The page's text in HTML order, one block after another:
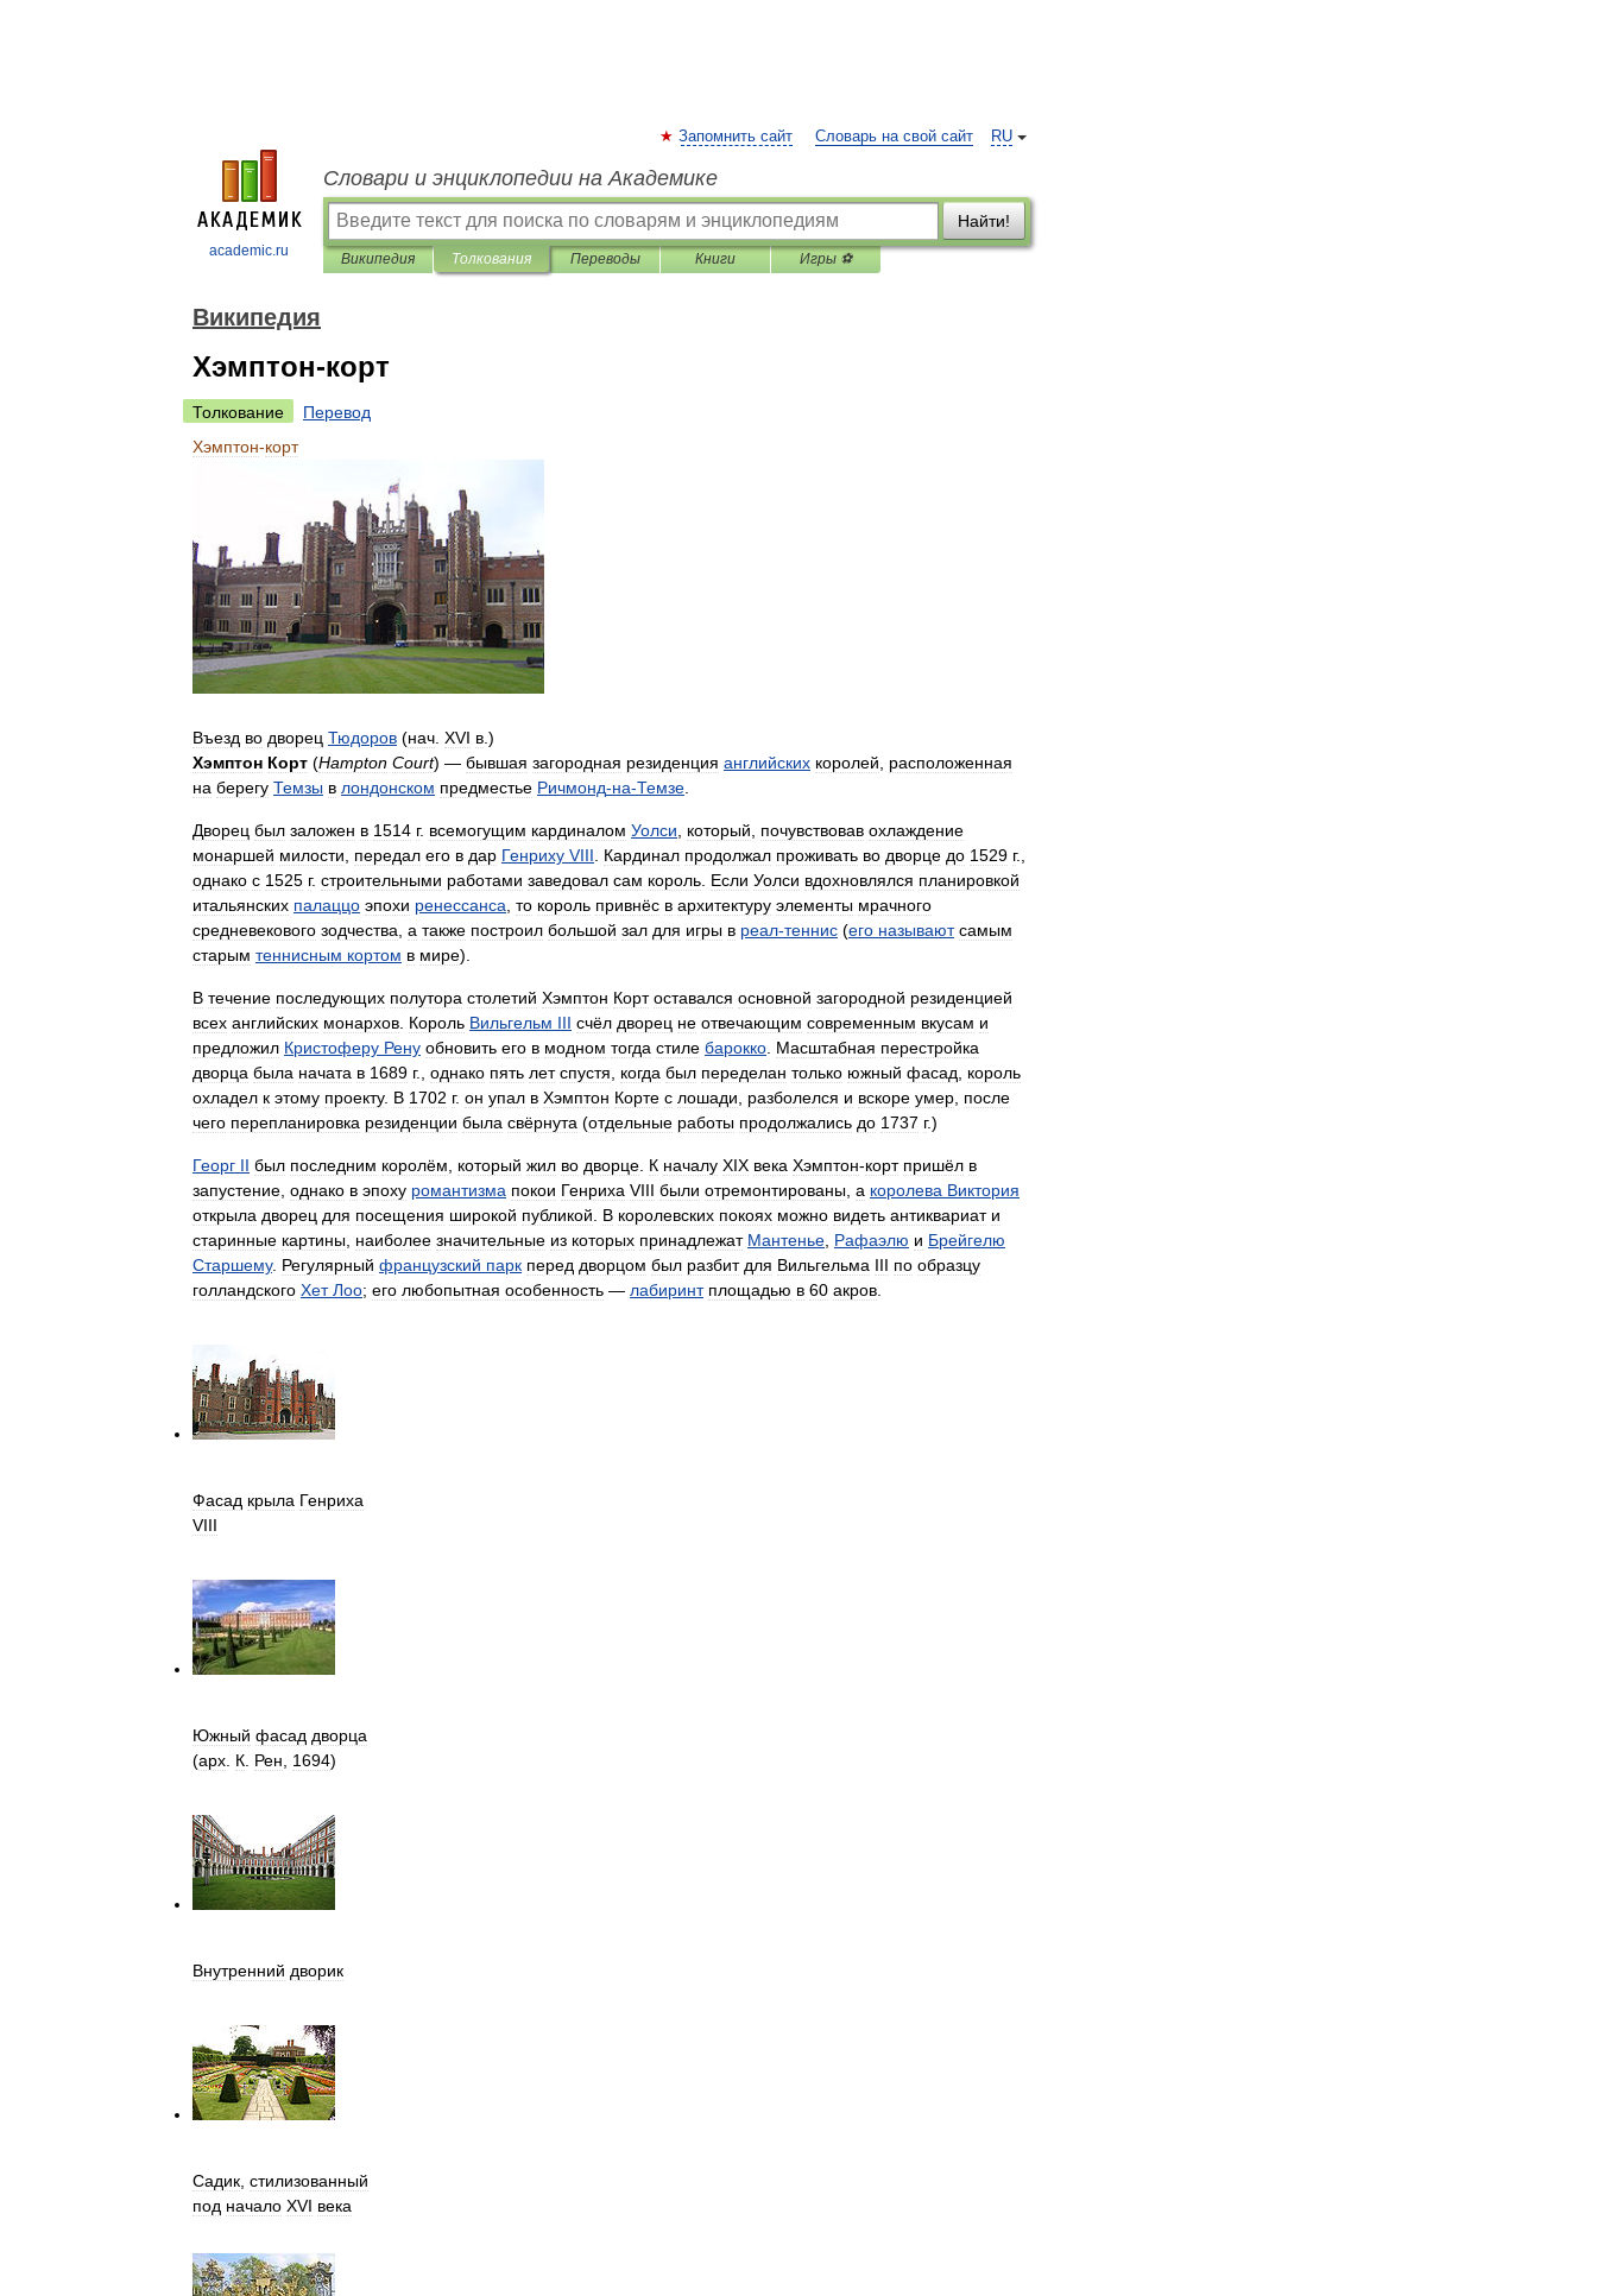
academic.ru
RU
Запомнить сайт Словарь на свой сайт
Словари и энциклопедии на Академике
Найти!
Википедия Толкования Переводы Книги Игры ⚽
Википедия
Хэмптон-корт
Толкование
Перевод
Хэмптон-корт
Въезд во дворец Тюдоров (нач. XVI в.)
Хэмптон Корт (Hampton Court) — бывшая загородная резиденция английских королей, расположенная
на берегу Темзы в лондонском предместье Ричмонд-на-Темзе.
Дворец был заложен в 1514 г. всемогущим кардиналом Уолси, который, почувствовав охлаждение
монаршей милости, передал его в дар Генриху VIII. Кардинал продолжал проживать во дворце до 1529 г.,
однако с 1525 г. строительными работами заведовал сам король. Если Уолси вдохновлялся планировкой
итальянских палаццо эпохи ренессанса, то король привнёс в архитектуру элементы мрачного
средневекового зодчества, а также построил большой зал для игры в реал-теннис (его называют самым
старым теннисным кортом в мире).
В течение последующих полутора столетий Хэмптон Корт оставался основной загородной резиденцией
всех английских монархов. Король Вильгельм III счёл дворец не отвечающим современным вкусам и
предложил Кристоферу Рену обновить его в модном тогда стиле барокко. Масштабная перестройка
дворца была начата в 1689 г., однако пять лет спустя, когда был переделан только южный фасад, король
охладел к этому проекту. В 1702 г. он упал в Хэмптон Корте с лошади, разболелся и вскоре умер, после
чего перепланировка резиденции была свёрнута (отдельные работы продолжались до 1737 г.)
Георг II был последним королём, который жил во дворце. К началу XIX века Хэмптон-корт пришёл в
запустение, однако в эпоху романтизма покои Генриха VIII были отремонтированы, а королева Виктория
открыла дворец для посещения широкой публикой. В королевских покоях можно видеть антиквариат и
старинные картины, наиболее значительные из которых принадлежат Мантенье, Рафаэлю и Брейгелю
Старшему. Регулярный французский парк перед дворцом был разбит для Вильгельма III по образцу
голландского Хет Лоо; его любопытная особенность — лабиринт площадью в 60 акров.
Фасад крыла Генриха
VIII
Южный фасад дворца
(арх. К. Рен, 1694)
Внутренний дворик
Садик, стилизованный
под начало XVI века